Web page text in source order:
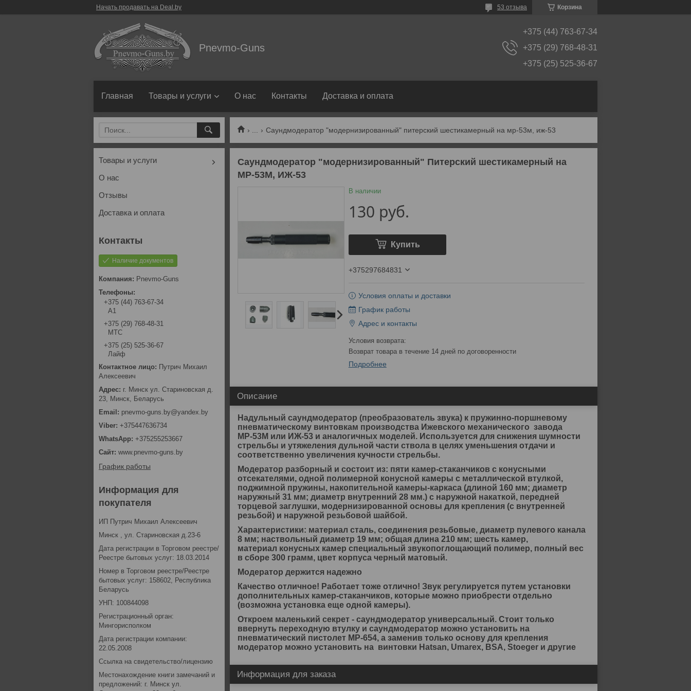
Начать продавать на Deal.by Корзина
53 отзыва
Pnevmo-Guns
+375 (44) 763-67-34
+375 (29) 768-48-31
+375 (25) 525-36-67
Главная Товары и услуги О нас Контакты Доставка и оплата
Саундмодератор "модернизированный" питерский шестикамерный на мр-53м, иж-53
Саундмодератор "модернизированный" Питерский шестикамерный на
МР-53М, ИЖ-53
В наличии
130 руб.
Купить
+375297684831
Условия оплаты и доставки
График работы
Адрес и контакты
возврат товара в течение 14 дней по договоренности
Подробнее
Описание
Надульный саундмодератор (преобразователь звука) к пружинно-поршневому
пневматическому винтовкам производства Ижевского механического завода
МР-53М или ИЖ-53 и аналогичных моделей. Используется для снижения шумности
стрельбы и утяжеления дульной части ствола в целях уменьшения отдачи и
соответственно увеличения кучности стрельбы.
Модератор разборный и состоит из: пяти камер-стаканчиков с конусными
отсекателями, одной полимерной конусной камеры с металлической втулкой,
поджимной пружины, накопительной камеры-каркаса (длиной 160 мм; диаметр
наружный 31 мм; диаметр внутренний 28 мм.) с наружной накаткой, передней
торцевой заглушки, модернизированной основы для крепления (с внутренней
резьбой) и наружной резьбовой шайбой.
Характеристики: материал сталь, соединения резьбовые, диаметр пулевого канала
8 мм; наствольный диаметр 19 мм; общая длина 210 мм; шесть камер,
материал конусных камер специальный звукопоглощающий полимер, полный вес
в сборе 300 грамм, цвет корпуса черный матовый.
Модератор держится надежно
Качество отличное! Работает тоже отлично! Звук регулируется путем установки
дополнительных камер-стаканчиков, которые можно приобрести отдельно
(возможна установка еще одной камеры).
Откроем маленький секрет - саундмодератор универсальный. Стоит только
ввернуть переходную втулку и саундмодератор можно установить на
пневматический пистолет МР-654, а заменив только основу для крепления
модератор можно установить на винтовки Hatsan, Umarex, BSA, Stoeger и другие
Информация для заказа
Товары и услуги
О нас
Отзывы
Доставка и оплата
Наличие документов
Pnevmo-Guns
+375 (44) 763-67-34
А1
+375 (29) 768-48-31
МТС
+375 (25) 525-36-67
Лайф
Путрич Михаил
Алексеевич
г. Минск ул. Стариновская д.
23, Минск, Беларусь
pnevmo-guns.by@yandex.by
+375447636734
+375255253667
www.pnevmo-guns.by
График работы
Информация для
покупателя
ИП Путрич Михаил Алексеевич
Минск , ул. Стариновская д.23-6
Дата регистрации в Торговом реестре/
Реестре бытовых услуг: 18.03.2014
Номер в Торговом реестре/Реестре
бытовых услуг: 158602, Республика
Беларусь
УНП: 100844098
Регистрационный орган:
Мингорисполком
Дата регистрации компании:
22.05.2008
Ссылка на свидетельство/лицензию
Местонахождение книги замечаний и
предложений: г. Минск ул.